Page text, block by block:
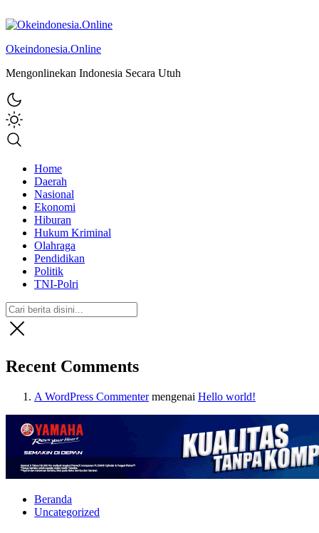
Okeindonesia.Online
Mengonlinekan Indonesia Secara Utuh
Home
Daerah
Nasional
Ekonomi
Hiburan
Hukum Kriminal
Olahraga
Pendidikan
Politik
TNI-Polri
Recent Comments
A WordPress Commentermengenai Hello world!
Beranda
Uncategorized